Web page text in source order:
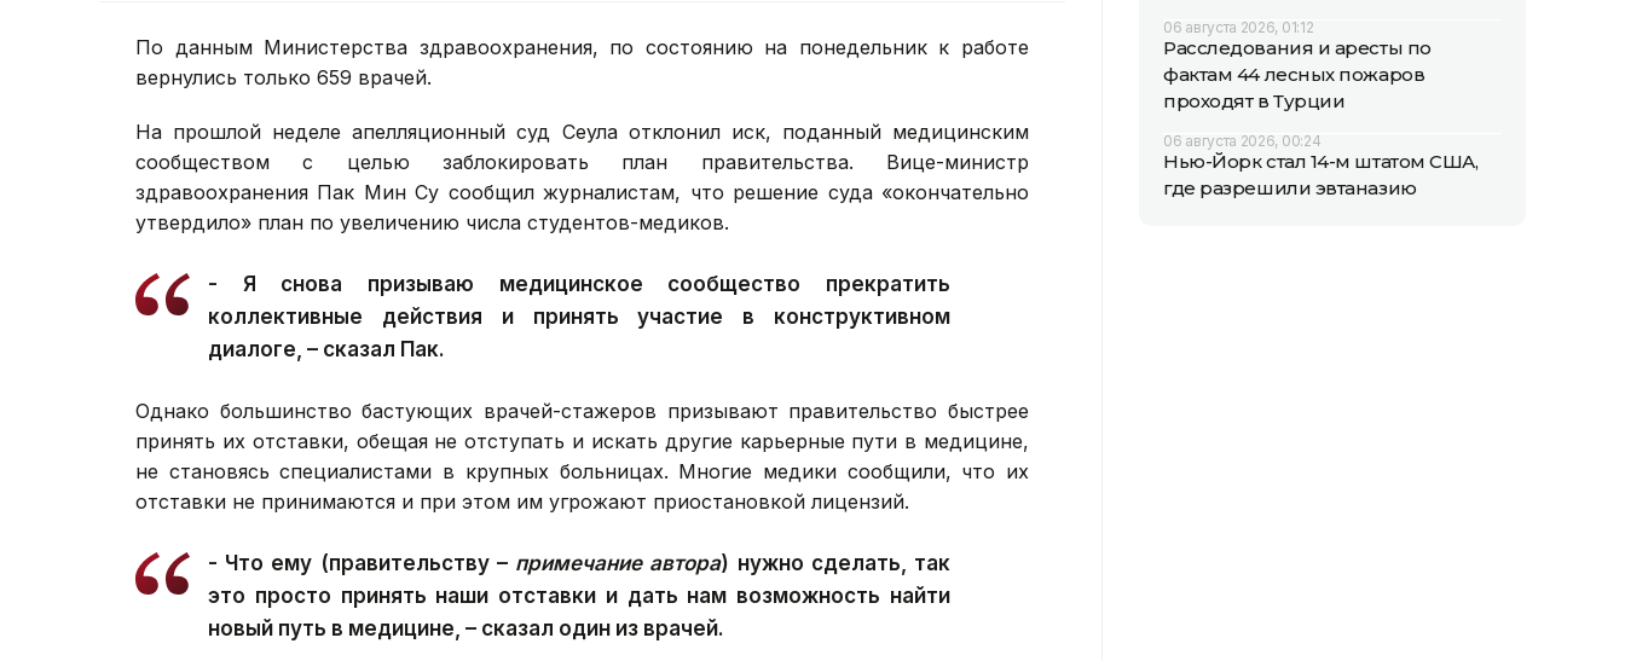
По данным Министерства здравоохранения, по состоянию на понедельник к работе
вернулись только 659 врачей.
На прошлой неделе апелляционный суд Сеула отклонил иск, поданный медицинским
сообществом с целью заблокировать план правительства. Вице-министр
здравоохранения Пак Мин Су сообщил журналистам, что решение суда «окончательно
утвердило» план по увеличению числа студентов-медиков.
- Я снова призываю медицинское сообщество прекратить
коллективные действия и принять участие в конструктивном
диалоге, – сказал Пак.
Однако большинство бастующих врачей-стажеров призывают правительство быстрее
принять их отставки, обещая не отступать и искать другие карьерные пути в медицине,
не становясь специалистами в крупных больницах. Многие медики сообщили, что их
отставки не принимаются и при этом им угрожают приостановкой лицензий.
- Что ему (правительству – примечание автора) нужно сделать, так
это просто принять наши отставки и дать нам возможность найти
новый путь в медицине, – сказал один из врачей.
06 августа 2026, 01:12
Расследования и аресты по
фактам 44 лесных пожаров
проходят в Турции
06 августа 2026, 00:24
Нью-Йорк стал 14-м штатом США,
где разрешили эвтаназию